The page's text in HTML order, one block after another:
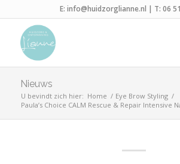
E: info@huidzorglianne.nl | T: 06
Nieuws
U bevindt zich hier: Home / Eye Brow Styling /
Paula’s Choice CALM Rescue & Repair Intensive